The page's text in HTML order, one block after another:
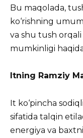
Bu maqolada,
ko‘rishning
va shu tush
mumkinligi
Itning Ramziy
It ko‘pincha
sifatida talqin
energiya va